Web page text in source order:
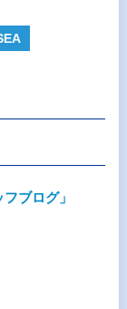
ブログ」